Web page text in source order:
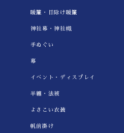
暖簾・日除け暖簾
神社幕・神社幟
手ぬぐい
幕
イべント・ディスプレイ
半纏・法被
よさこい衣装
帆前掛け